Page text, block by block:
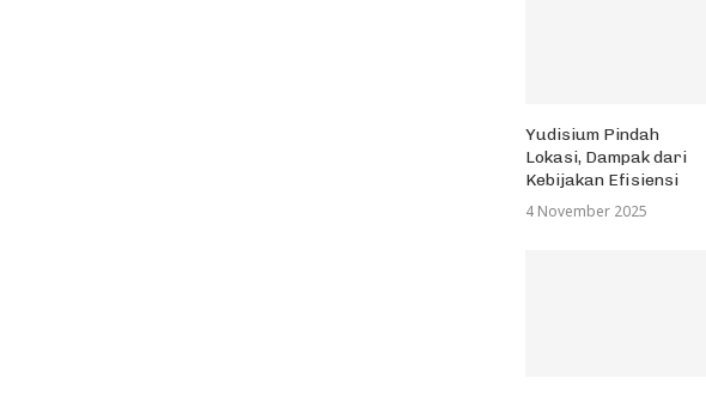
Yudisium Pindah
Lokasi, Dampak dari
Kebijakan Efisiensi
4 November 2025